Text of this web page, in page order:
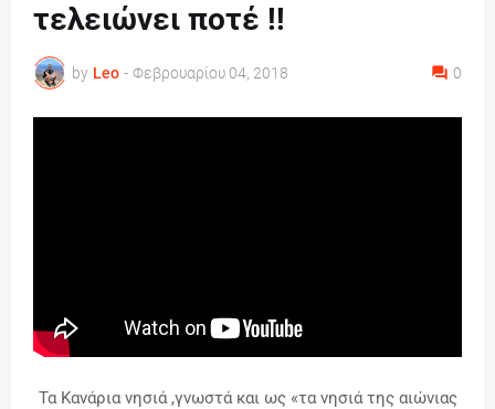
τελειώνει ποτέ !!
by Leo - Φεβρουαρίου 04, 2018 0
Τα Κανάρια νησιά ,γνωστά και ως «τα νησιά της αιώνιας